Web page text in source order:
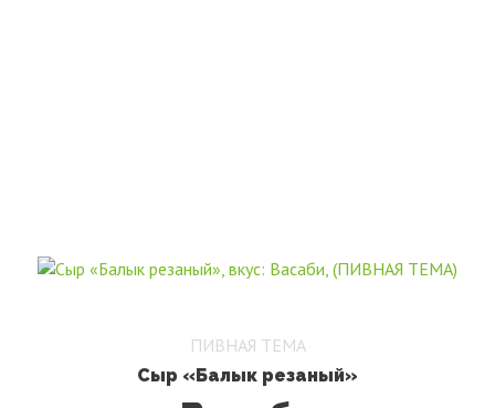
ПИВНАЯ ТЕМА
Сыр «Балык резаный»